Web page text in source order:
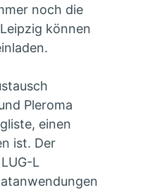
noch die
können
Pleroma
einen
ist. Der
L